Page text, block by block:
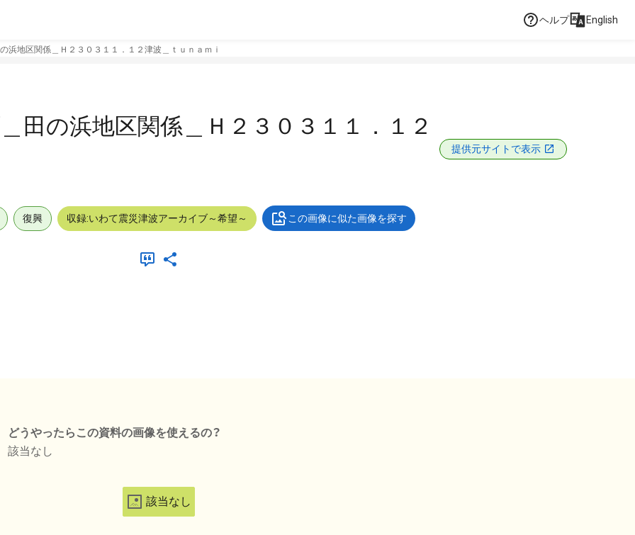
ヘルプ English
浜地区関係＿Ｈ２３０３１１．１２津波＿ｔｕｎａｍｉ
田の浜地区関係＿Ｈ２３０３１１．１２
提供元サイトで表示
復興 収録:いわて震災津波アーカイブ～希望～ この画像に似た画像を探す
どうやったらこの資料の画像を使えるの？
該当なし
該当なし